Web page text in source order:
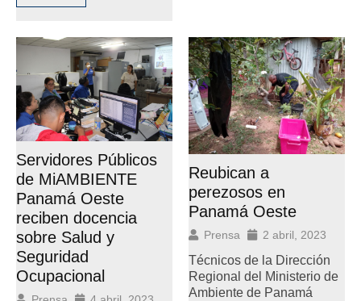
Servidores Públicos
de MiAMBIENTE
Panamá Oeste
reciben docencia
sobre Salud y
Seguridad
Ocupacional
Reubican a
perezosos en
Panamá Oeste
Prensa 2 abril, 2023
Técnicos de la Dirección
Regional del Ministerio de
Ambiente de Panamá